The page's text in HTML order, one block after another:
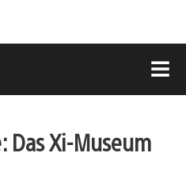
Das Xi-Museum